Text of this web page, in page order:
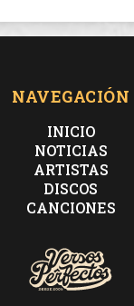
NAVEGACIÓN
INICIO
NOTICIAS
ARTISTAS
DISCOS
CANCIONES